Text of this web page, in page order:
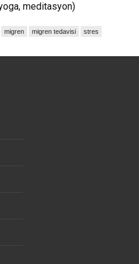
meditasyon)
migren migren tedavisi stres